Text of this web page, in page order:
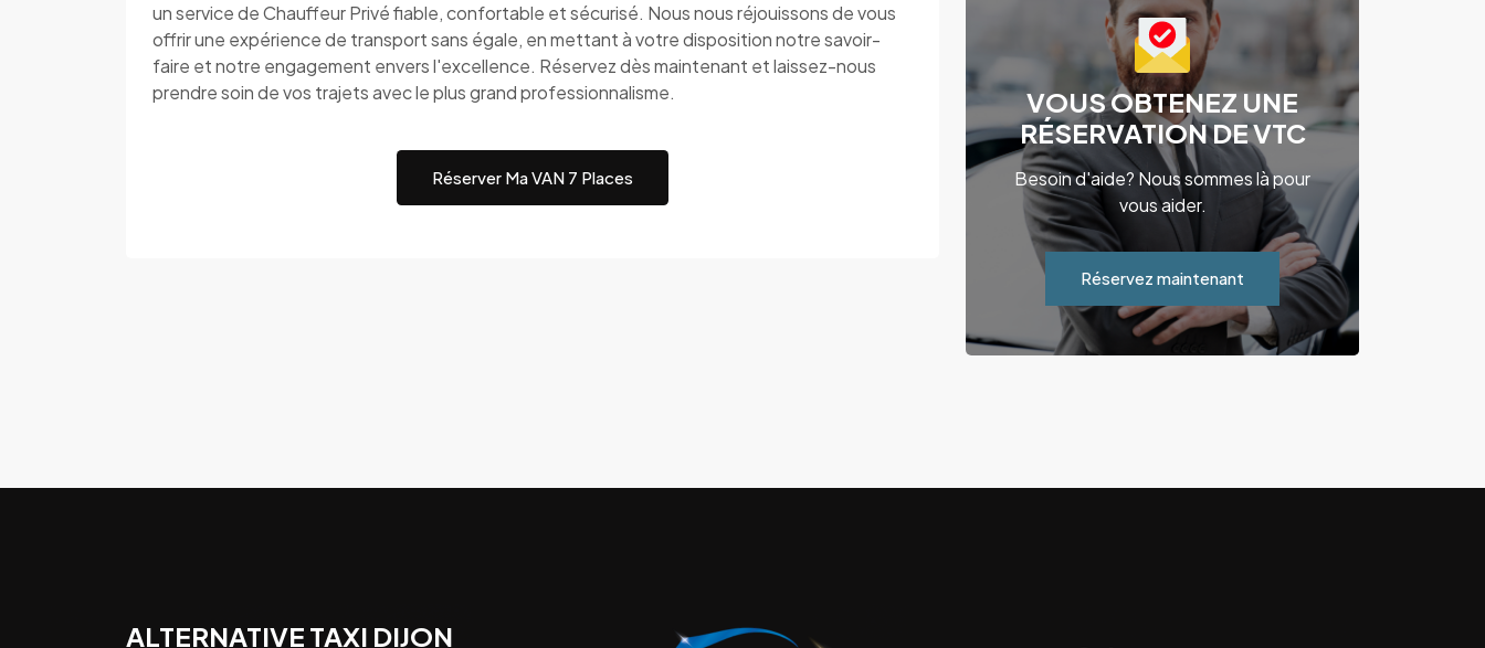
un service de Chauffeur Privé fiable, confortable et sécurisé. Nous nous réjouissons de vous
offrir une expérience de transport sans égale, en mettant à votre disposition notre savoir-
faire et notre engagement envers l'excellence. Réservez dès maintenant et laissez-nous
prendre soin de vos trajets avec le plus grand professionnalisme.
Réserver Ma VAN 7 Places
VOUS OBTENEZ UNE
RÉSERVATION DE VTC
Besoin d'aide? Nous sommes là pour
vous aider.
Réservez maintenant
ALTERNATIVE TAXI DIJON